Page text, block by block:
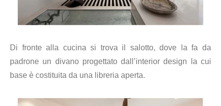
Di fronte alla cucina si trova il salotto, dove la fa da
padrone un divano progettato dall’interior design la cui
base è costituita da una libreria aperta.